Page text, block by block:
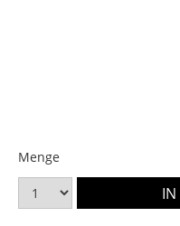
Menge